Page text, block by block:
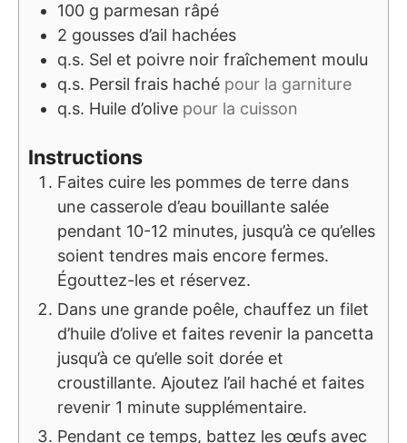
100 g parmesan râpé
2 gousses d’ail hachées
q.s. Sel et poivre noir fraîchement moulu
q.s. Persil frais haché pour la garniture
q.s. Huile d’olive pour la cuisson
Instructions
Faites cuire les pommes de terre dans
une casserole d’eau bouillante salée
pendant 10-12 minutes, jusqu’à ce qu’elles
soient tendres mais encore fermes.
Égouttez-les et réservez.
Dans une grande poêle, chauffez un filet
d’huile d’olive et faites revenir la pancetta
jusqu’à ce qu’elle soit dorée et
croustillante. Ajoutez l’ail haché et faites
revenir 1 minute supplémentaire.
Pendant ce temps, battez les œufs avec